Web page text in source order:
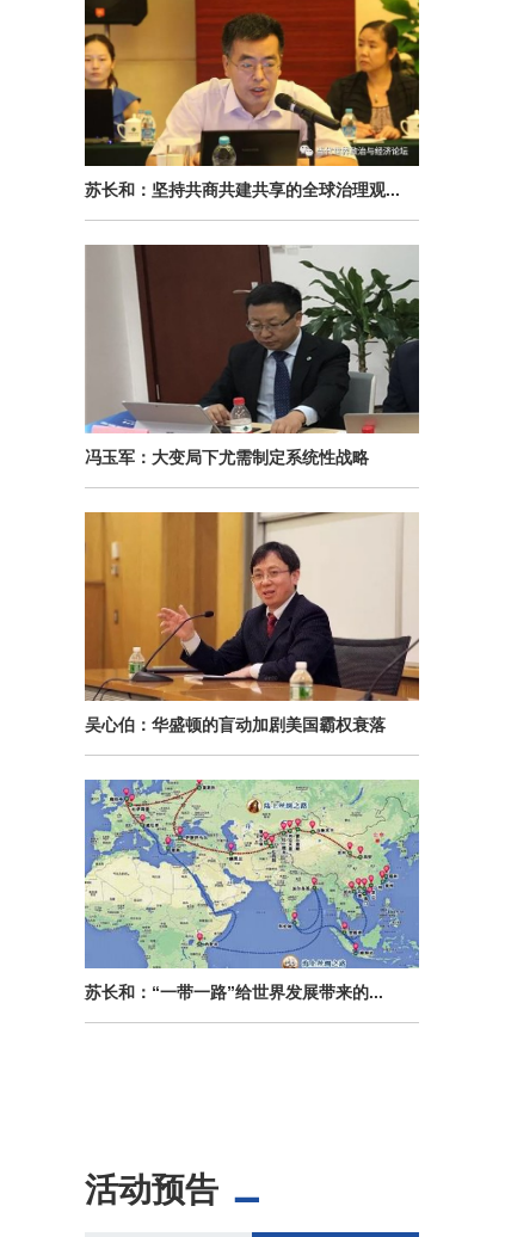
苏长和：坚持共商共建共享的全球治理观...
冯玉军：大变局下尤需制定系统性战略
吴心伯：华盛顿的盲动加剧美国霸权衰落
苏长和：“一带一路”给世界发展带来的...
活动预告